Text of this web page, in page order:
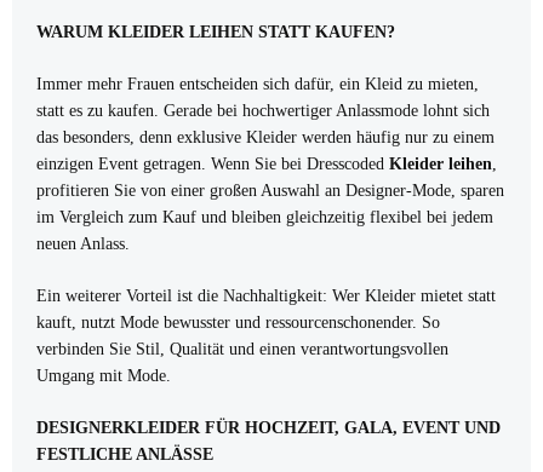
WARUM KLEIDER LEIHEN STATT KAUFEN?
Immer mehr Frauen entscheiden sich dafür, ein Kleid zu mieten,
statt es zu kaufen. Gerade bei hochwertiger Anlassmode lohnt sich
das besonders, denn exklusive Kleider werden häufig nur zu einem
einzigen Event getragen. Wenn Sie bei Dresscoded Kleider leihen,
profitieren Sie von einer großen Auswahl an Designer-Mode, sparen
im Vergleich zum Kauf und bleiben gleichzeitig flexibel bei jedem
neuen Anlass.
Ein weiterer Vorteil ist die Nachhaltigkeit: Wer Kleider mietet statt
kauft, nutzt Mode bewusster und ressourcenschonender. So
verbinden Sie Stil, Qualität und einen verantwortungsvollen
Umgang mit Mode.
DESIGNERKLEIDER FÜR HOCHZEIT, GALA, EVENT UND
FESTLICHE ANLÄSSE